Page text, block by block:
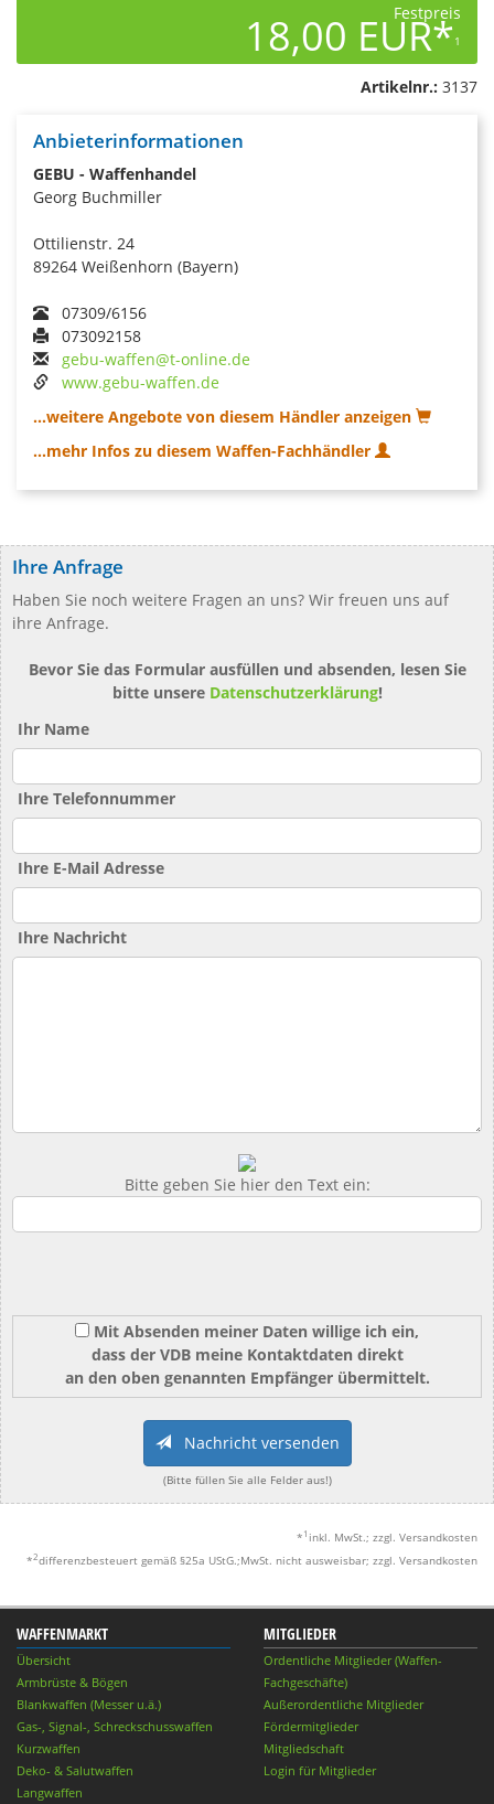
Festpreis
18,00 EUR*1
Artikelnr.: 3137
Anbieterinformationen
GEBU - Waffenhandel
Georg Buchmiller
Ottilienstr. 24
89264 Weißenhorn (Bayern)
07309/6156
073092158
gebu-waffen@t-online.de
www.gebu-waffen.de
...weitere Angebote von diesem Händler anzeigen
...mehr Infos zu diesem Waffen-Fachhändler
Ihre Anfrage
Haben Sie noch weitere Fragen an uns? Wir freuen uns auf
ihre Anfrage.
Bevor Sie das Formular ausfüllen und absenden, lesen Sie
bitte unsere Datenschutzerklärung!
Ihr Name
Ihre Telefonnummer
Ihre E-Mail Adresse
Ihre Nachricht
Bitte geben Sie hier den Text ein:
Mit Absenden meiner Daten willige ich ein,
dass der VDB meine Kontaktdaten direkt
an den oben genannten Empfänger übermittelt.
Nachricht versenden
(Bitte füllen Sie alle Felder aus!)
* 1 inkl. MwSt.; zzgl. Versandkosten
*2differenzbesteuert gemäß §25a UStG.;MwSt. nicht ausweisbar; zzgl. Versandkosten
WAFFENMARKT
Übersicht
Armbrüste & Bögen
Blankwaffen (Messer u.ä.)
Gas-, Signal-, Schreckschusswaffen
Kurzwaffen
Deko- & Salutwaffen
Langwaffen
MITGLIEDER
Ordentliche Mitglieder (Waffen-
Fachgeschäfte)
Außerordentliche Mitglieder
Fördermitglieder
Mitgliedschaft
Login für Mitglieder